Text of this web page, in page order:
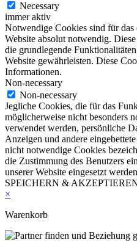
Necessary
immer aktiv
Notwendige Cookies sind für
Website absolut notwendig.
die grundlegende
Website gewährleisten. Diese
Informationen.
Non-necessary
Non-necessary
Jegliche Cookies, die für das
möglicherweise nicht besonders
verwendet werden, persönliche
Anzeigen und andere
nicht notwendige Cookies
die Zustimmung des Benutzers
unserer Website eingesetzt
SPEICHERN &
×
Warenkorb